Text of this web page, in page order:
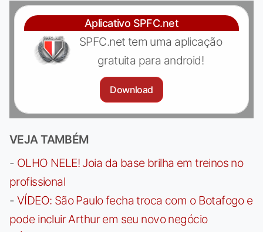
Aplicativo SPFC.net
SPFC.net tem uma aplicação
gratuita para android!
Download
VEJA TAMBÉM
- OLHO NELE! Joia da base brilha em treinos no
profissional
- VÍDEO: São Paulo fecha troca com o Botafogo e
pode incluir Arthur em seu novo negócio